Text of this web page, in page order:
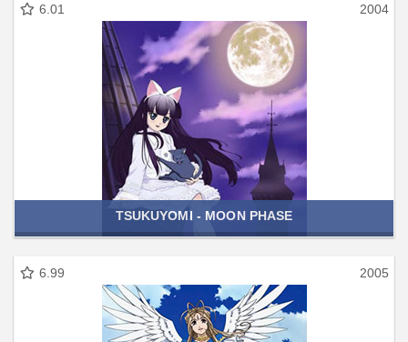
6.01 2004
TSUKUYOMI - MOON PHASE
6.99 2005